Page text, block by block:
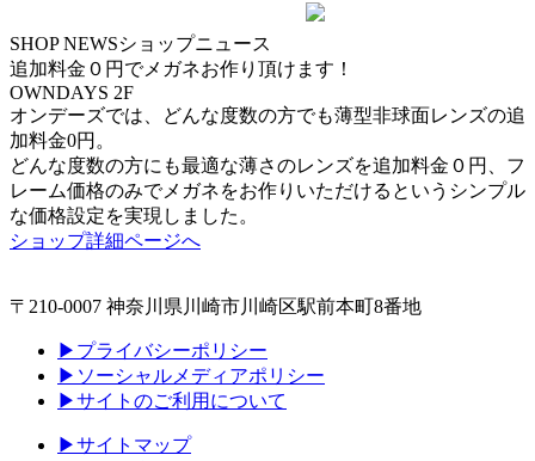
SHOP NEWSショップニュース
追加料金０円でメガネお作り頂けます！
OWNDAYS 2F
オンデーズでは、どんな度数の方でも薄型非球面レンズの追
加料金0円。
どんな度数の方にも最適な薄さのレンズを追加料金０円、フ
レーム価格のみでメガネをお作りいただけるというシンプル
な価格設定を実現しました。
ショップ詳細ページへ
〒210-0007 神奈川県川崎市川崎区駅前本町8番地
▶プライバシーポリシー
▶ソーシャルメディアポリシー
▶サイトのご利用について
▶サイトマップ